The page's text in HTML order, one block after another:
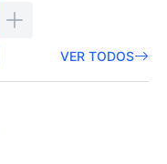
VER TODOS